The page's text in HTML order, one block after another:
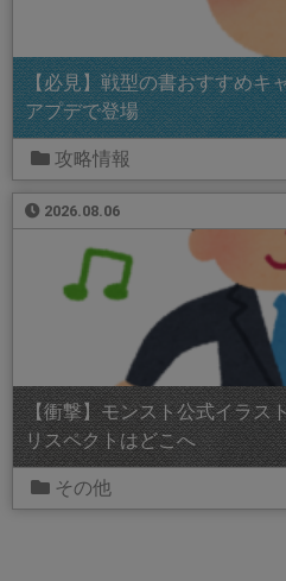
【必見】戦型の書おすすめキ
アプデで登場
攻略情報
2026.08.06
【衝撃】モンスト公式イラス
リスペクトはどこへ
その他